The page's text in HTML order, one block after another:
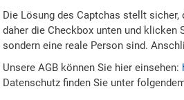
Die Lösung des Captchas stellt
daher die Checkbox unten und klicken
sondern eine reale Person sind.
Unsere AGB können Sie hier einsehen:
Datenschutz finden Sie unter